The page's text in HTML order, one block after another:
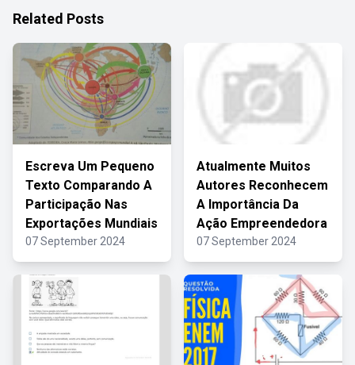
Related Posts
Escreva Um Pequeno
Texto Comparando A
Participação Nas
Exportações Mundiais
07 September 2024
Atualmente Muitos
Autores Reconhecem
A Importância Da
Ação Empreendedora
07 September 2024